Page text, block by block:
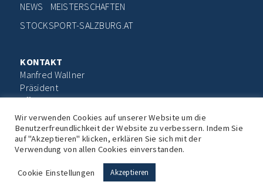
NEWS
MEISTERSCHAFTEN
STOCKSPORT-SALZBURG.AT
KONTAKT
Manfred Wallner
Präsident
office@stocksport-salzburg.at
Impressum Datenschutz
© Landesverband der Eis- und Stockschützen in
Salzburg
Wir verwenden Cookies auf unserer Website um die
Benutzerfreundlichkeit der Website zu verbessern. Indem Sie
auf "Akzeptieren" klicken, erklären Sie sich mit der
Verwendung von allen Cookies einverstanden.
Cookie Einstellungen Akzeptieren